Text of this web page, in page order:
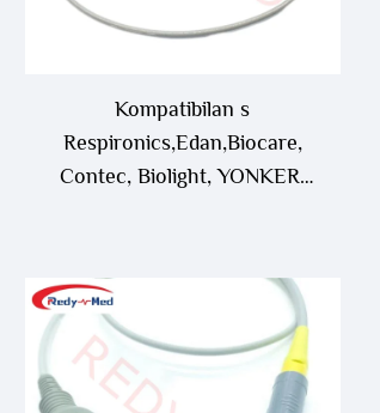
Kompatibilan s
Respironics,Edan,Biocare,
Contec, Biolight, YONKER,
ETCO2 senzorom